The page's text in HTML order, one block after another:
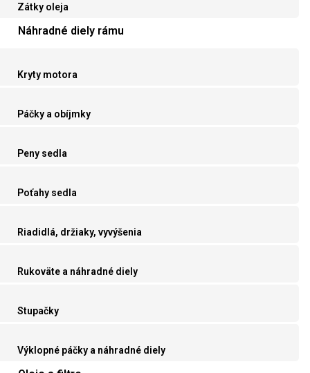
Zátky oleja
Náhradné diely rámu
Kryty motora
Páčky a obíjmky
Peny sedla
Poťahy sedla
Riadidlá, držiaky, vyvýšenia
Rukoväte a náhradné diely
Stupačky
Výklopné páčky a náhradné diely